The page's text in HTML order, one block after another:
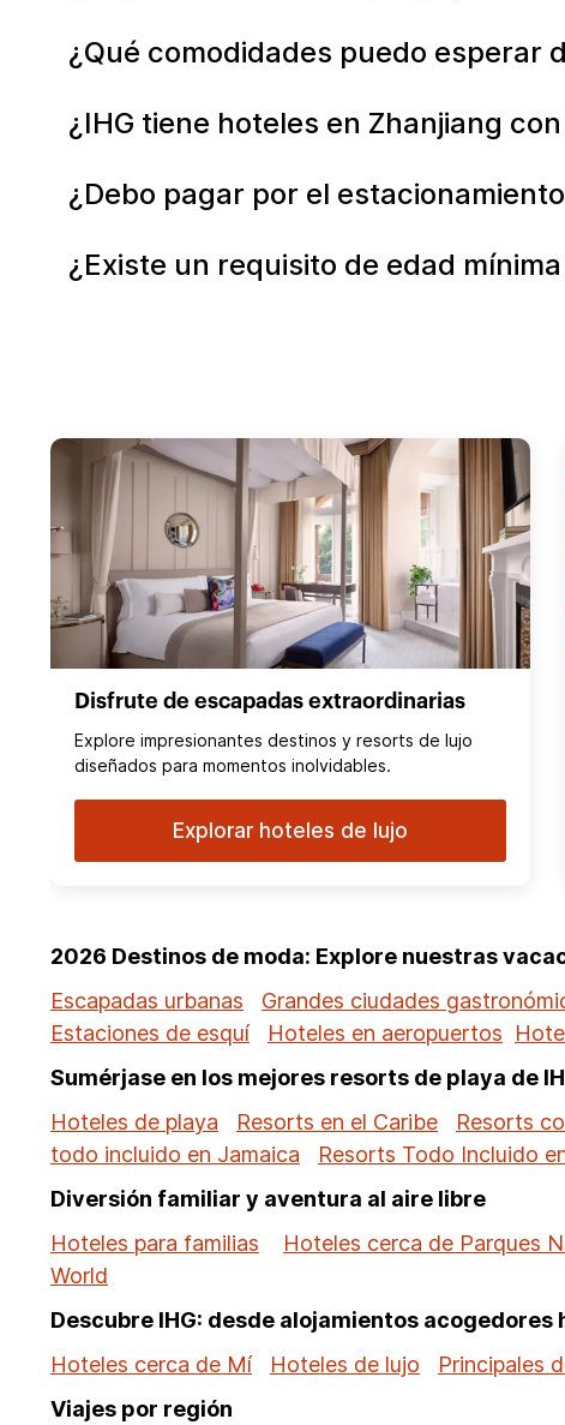
¿Qué comodidades puedo esperar
¿IHG tiene hoteles en Zhanjiang
¿Debo pagar por el
¿Existe un requisito de edad
Disfrute de escapadas extraordinarias
Explore impresionantes destinos y resorts de lujo
diseñados para momentos inolvidables.
Explorar hoteles de lujo
2026 Destinos de moda: Explore nuestras
Escapadas urbanas
Grandes ciudades
Estaciones de esquí
Hoteles en aeropuertos
Sumérjase en los mejores resorts de playa de
Hoteles de playa
Resorts en el Caribe Resorts
todo incluido en Jamaica
Resorts Todo Incluido
Diversión familiar y aventura al aire libre
Hoteles para familias
Hoteles cerca de Parques
World
Descubre IHG: desde alojamientos
Hoteles cerca de Mí
Hoteles de lujo Principales
Viajes por región